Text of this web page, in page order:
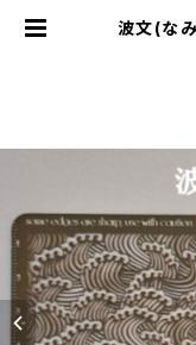
波文(な